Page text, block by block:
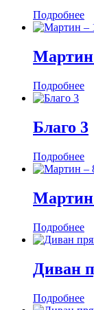
Подробнее
Мартин
Подробнее
Благо 3
Подробнее
Мартин
Подробнее
Диван
Подробнее